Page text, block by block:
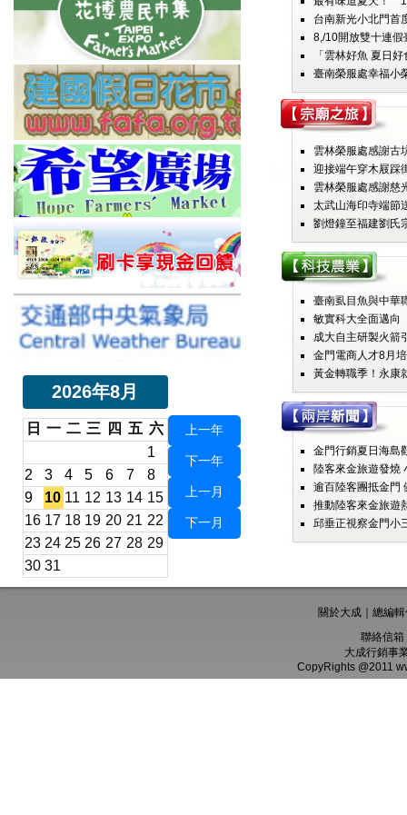
2026年8月
日 一 二 三 四 五 六
1
2
3 4 5 6 7
8
9
10 11 12 13 14 15
16 17 18 19 20 21 22
23 24 25 26 27 28 29
30 31
上一年
下一年
上一月
下一月
台南新光小北門首
8,/10開放雙十連假
「雲林好魚 夏日
臺南榮服處幸福小
雲林榮服處感謝古
迎接端午穿木屐踩
雲林榮服處感謝慈
太武山海印寺端節
劉燈鐘至福建劉氏
臺南虱目魚與中華
敏實科大全面邁向
成大自主研製火箭
金門電商人才8月
黃金轉職季！永康
金門行銷夏日海島
陸客來金旅遊發燒
逾百陸客團抵金門
推動陸客來金旅遊
邱垂正視察金門小